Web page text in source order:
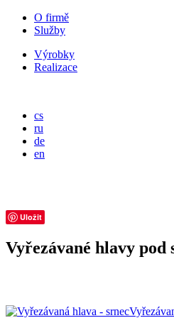
O firmě
Služby
Výrobky
Realizace
cs
ru
de
en
Uložit
Vyřezávané hlavy pod